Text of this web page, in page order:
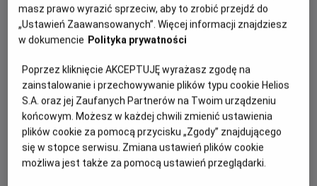
masz prawo wyrazić sprzeciw, aby to zrobić przejdź do
„Ustawień Zaawansowanych”. Więcej informacji znajdziesz
w dokumencie Polityka prywatności
Poprzez kliknięcie AKCEPTUJĘ wyrażasz zgodę na
zainstalowanie i przechowywanie plików typu cookie Helios
S.A. oraz jej Zaufanych Partnerów na Twoim urządzeniu
końcowym. Możesz w każdej chwili zmienić ustawienia
plików cookie za pomocą przycisku „Zgody” znajdującego
się w stopce serwisu. Zmiana ustawień plików cookie
możliwa jest także za pomocą ustawień przeglądarki.